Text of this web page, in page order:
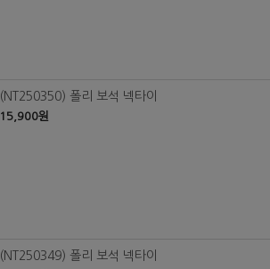
(NT250350) 폴리 보석 넥타이
15,900원
(NT250349) 폴리 보석 넥타이